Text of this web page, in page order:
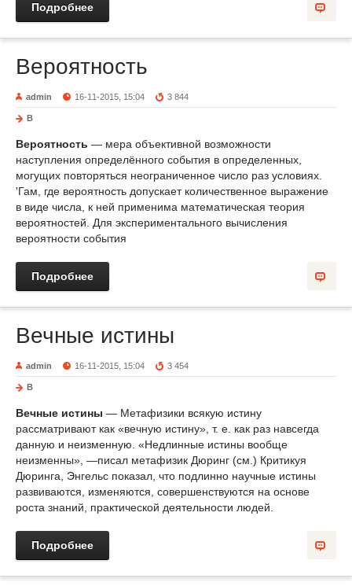
Подробнее
Вероятность
admin 16-11-2015, 15:04 3 844
В
Вероятность — мера объективной возможности
наступления определённого события в определенных,
могущих повторяться неограниченное число раз условиях.
'Гам, где вероятность допускает количественное выражение
в виде числа, к ней применима математическая теория
вероятностей. Для экспериментального вычисления
вероятности события
Подробнее
Вечные истины
admin 16-11-2015, 15:04 3 454
В
Вечные истины — Метафизики всякую истину
рассматривают как «вечную истину», т. е. как раз навсегда
данную и неизменную. «Недлинные истины вообще
неизменны», —писал метафизик Дюринг (см.) Критикуя
Дюринга, Энгельс показал, что подлинно научные истины
развиваются, изменяются, совершенствуются на основе
роста знаний, практической деятельности людей.
Подробнее